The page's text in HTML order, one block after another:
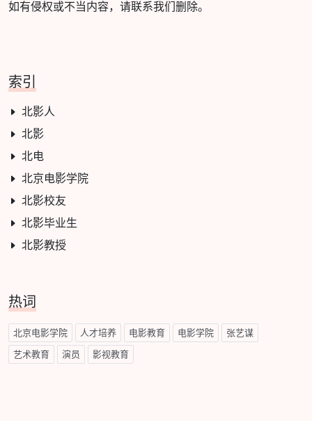
如有侵权或不当内容，请联系我们删除。
索引
北影人
北影
北电
北京电影学院
北影校友
北影毕业生
北影教授
热词
北京电影学院 人才培养 电影教育 电影学院 张艺谋
艺术教育 演员 影视教育